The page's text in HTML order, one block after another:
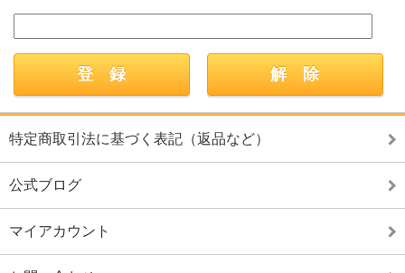
特定商取引法に基づく表記（返品など）
公式ブログ
マイアカウント